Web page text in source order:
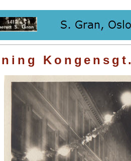
Kongensgt.